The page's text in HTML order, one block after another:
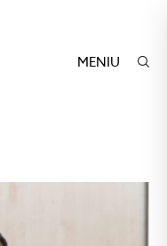
MENIU